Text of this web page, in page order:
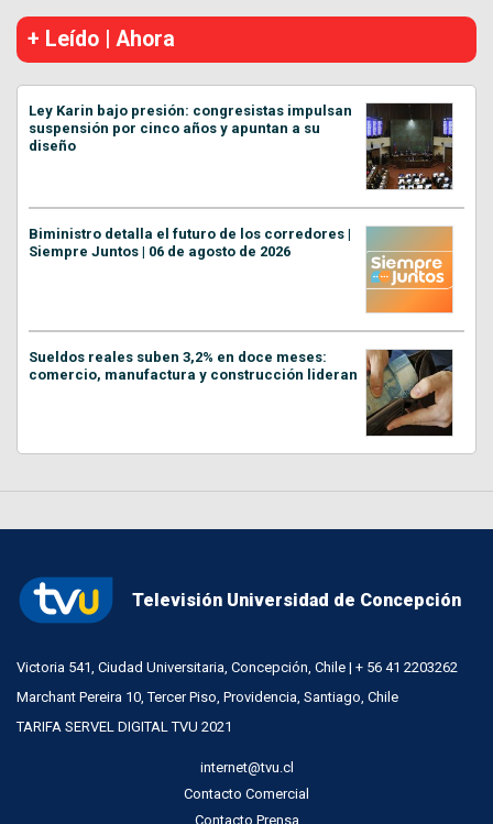
+ Leído | Ahora
Ley Karin bajo presión: congresistas impulsan
suspensión por cinco años y apuntan a su
diseño
Biministro detalla el futuro de los corredores |
Siempre Juntos | 06 de agosto de 2026
Sueldos reales suben 3,2% en doce meses:
comercio, manufactura y construcción lideran
Televisión Universidad de Concepción
Victoria 541, Ciudad Universitaria, Concepción, Chile | + 56 41 2203262
Marchant Pereira 10, Tercer Piso, Providencia, Santiago, Chile
TARIFA SERVEL DIGITAL TVU 2021
internet@tvu.cl
Contacto Comercial
Contacto Prensa